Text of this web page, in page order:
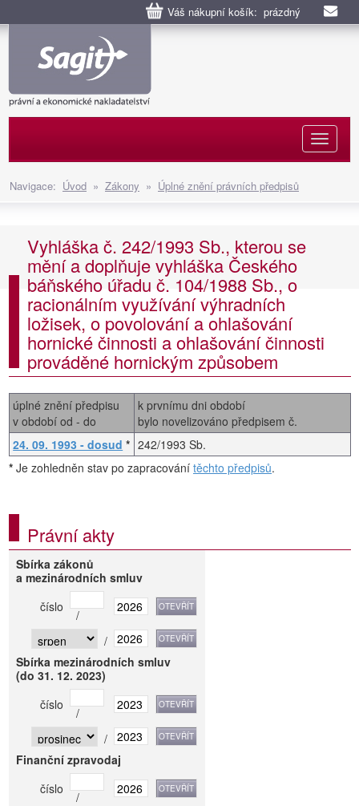
Váš nákupní košík: prázdný
Navigace: Úvod » Zákony » Úplné znění právních předpisů
Vyhláška č. 242/1993 Sb., kterou se
mění a doplňuje vyhláška Českého
báňského úřadu č. 104/1988 Sb., o
racionálním využívání výhradních
ložisek, o povolování a ohlašování
hornické činnosti a ohlašování činnosti
prováděné hornickým způsobem
úplné znění předpisu
v období od - do
k prvnímu dni období
bylo novelizováno předpisem č.
24. 09. 1993 - dosud * 242/1993 Sb.
* Je zohledněn stav po zapracování těchto předpisů.
Právní akty
Sbírka zákonů
a mezinárodních smluv
číslo
/
/
Sbírka mezinárodních smluv
(do 31. 12. 2023)
číslo
/
/
Finanční zpravodaj
číslo
/